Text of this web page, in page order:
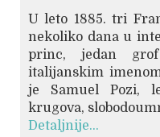
U leto 1885. tri
nekoliko dana u
princ, jedan
italijanskim
je Samuel Pozi,
krugova,
Detaljnije...